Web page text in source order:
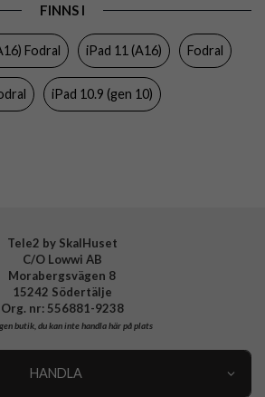
Pennhållare, Sov/Vakna funktion
Flerfärgad
(PC), Konstläder, Mjukplast (TPU)
FINNS I
Fodral iPad 11 (A16) Fodral
iPad 10.9 (gen 10)
Tele2 by SkalHuset
C/O Lowwi AB
Morabergsvägen 8
15242 Södertälje
Org. nr: 556881-9238
butik, du kan inte handla här på plats
HANDLA